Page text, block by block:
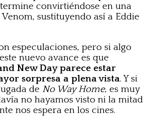
convirtiéndose en una
sustituyendo así a Eddie
especulaciones, pero si algo
nuevo avance es que
New Day parece estar
sorpresa a plena vista. Y si
de No Way Home, es muy
no hayamos visto ni la mitad
nos espera en los cines.